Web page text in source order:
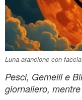
Luna arancione con
Pesci, Gemelli e
giornaliero,